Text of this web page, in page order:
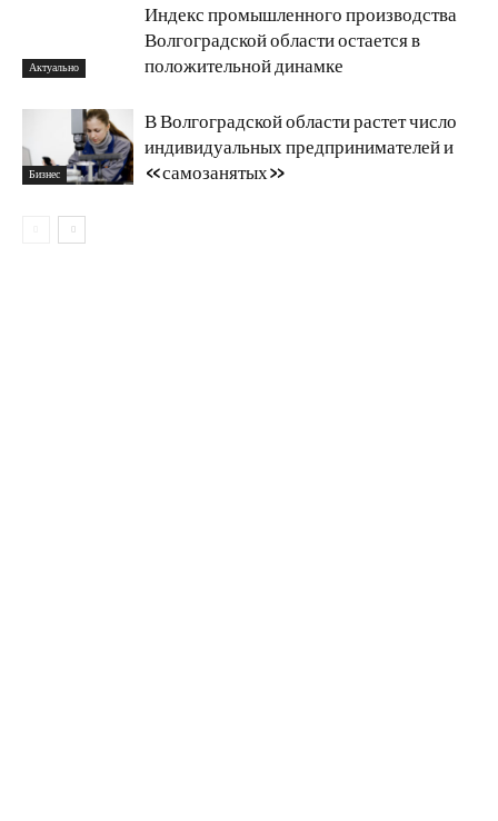
Актуально
Индекс промышленного производства
Волгоградской области остается в
положительной динамке
Бизнес
В Волгоградской области растет число
индивидуальных предпринимателей и
«самозанятых»